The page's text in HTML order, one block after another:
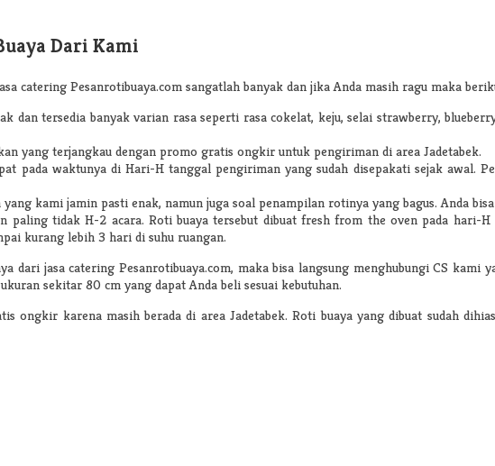
Dari Kami
catering Pesanrotibuaya.com sangatlah banyak dan jika Anda masih ragu maka
dan tersedia banyak varian rasa seperti rasa cokelat, keju, selai strawberry,
yang terjangkau dengan promo gratis ongkir untuk pengiriman di area Jadetabek.
pada waktunya di Hari-H tanggal pengiriman yang sudah disepakati sejak awal.
kami jamin pasti enak, namun juga soal penampilan rotinya yang bagus. Anda
paling tidak H-2 acara. Roti buaya tersebut dibuat fresh from the oven pada
kurang lebih 3 hari di suhu ruangan.
dari jasa catering Pesanrotibuaya.com, maka bisa langsung menghubungi CS kami
sekitar 80 cm yang dapat Anda beli sesuai kebutuhan.
ongkir karena masih berada di area Jadetabek. Roti buaya yang dibuat sudah